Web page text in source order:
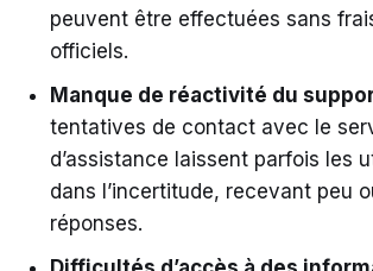
peuvent être effectuées sans
officiels.
Manque de réactivité du
tentatives de contact avec le
d’assistance laissent parfois les
dans l’incertitude, recevant peu
réponses.